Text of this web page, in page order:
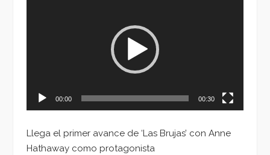
00:00 00:30
Llega el primer avance de ‘Las Brujas’ con Anne
Hathaway como protagonista